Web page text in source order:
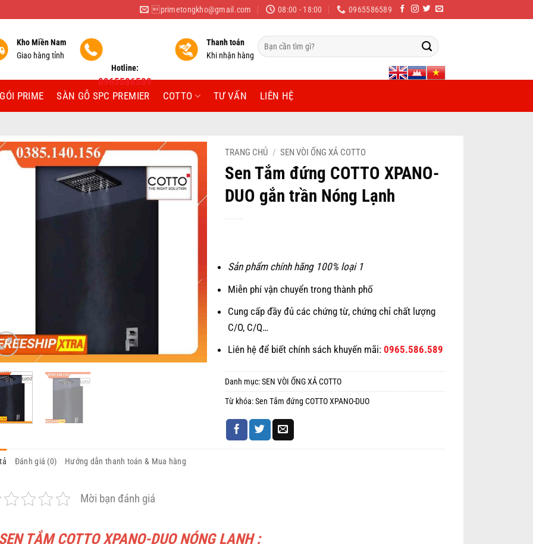
primetongkho@gmail.com 08:00 - 18:00 0965586589
Kho Miền Nam
Giao hàng tỉnh
Hotline:
0965586589
Thanh toán
Khi nhận hàng
Tìm
kiếm:
PRIME SÀN GỖ SPC PREMIER COTTO TƯ VẤN LIÊN HỆ
TRANG CHỦ / SEN VÒI ỐNG XẢ COTTO
Sen Tắm đứng COTTO XPANO-
DUO gắn trần Nóng Lạnh
Sản phẩm chính hãng 100% loại 1
Miễn phí vận chuyển trong thành phố
Cung cấp đầy đủ các chứng từ, chứng chỉ chất lượng
C/O, C/Q…
Liên hệ để biết chính sách khuyến mãi:0965.586.589
Danh mục:SEN VÒI ỐNG XẢ COTTO
Từ khóa:Sen Tắm đứng COTTO XPANO-DUO
Đánh giá (0) Hướng dẫn thanh toán & Mua hàng
Mời bạn đánh giá
TẮM COTTO XPANO-DUO NÓNG LẠNH: